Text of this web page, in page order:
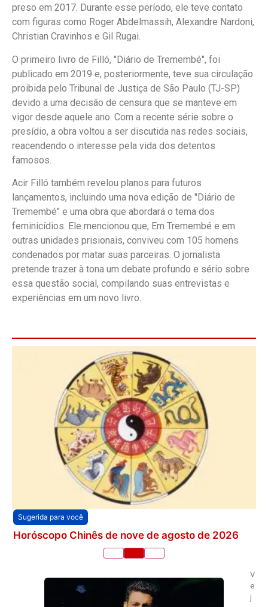
preso em 2017. Durante esse período, ele teve contato
com figuras como Roger Abdelmassih, Alexandre Nardoni,
Christian Cravinhos e Gil Rugai.
O primeiro livro de Filló, "Diário de Tremembé", foi
publicado em 2019 e, posteriormente, teve sua circulação
proibida pelo Tribunal de Justiça de São Paulo (TJ-SP)
devido a uma decisão de censura que se manteve em
vigor desde aquele ano. Com a recente série sobre o
presídio, a obra voltou a ser discutida nas redes sociais,
reacendendo o interesse pela vida dos detentos
famosos.
Acir Filló também revelou planos para futuros
lançamentos, incluindo uma nova edição de "Diário de
Tremembé" e uma obra que abordará o tema dos
feminicídios. Ele mencionou que, Em Tremembé e em
outras unidades prisionais, conviveu com 105 homens
condenados por matar suas parceiras. O jornalista
pretende trazer à tona um debate profundo e sério sobre
essa questão social, compilando suas entrevistas e
experiências em um novo livro.
Sugerida para você
Horóscopo Chinês de nove de agosto de 2026
V
e
j